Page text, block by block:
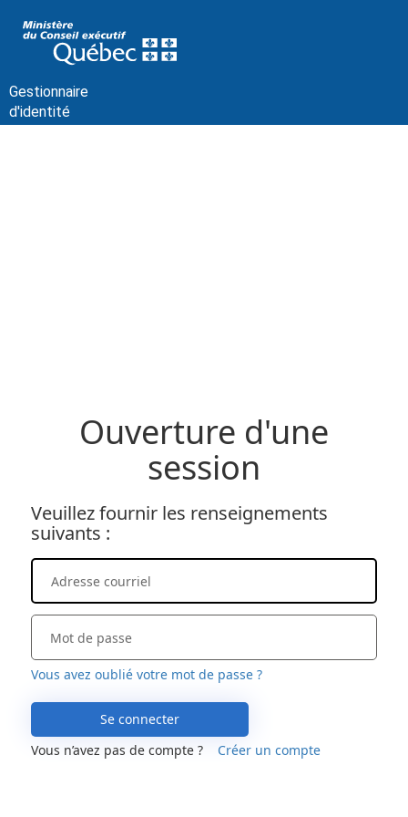
Gestionnaire
d'identité
Ouverture d'une
session
Veuillez fournir les renseignements
suivants :
Vous avez oublié votre mot de passe ?
Se connecter
Vous n’avez pas de compte ?
Créer un compte